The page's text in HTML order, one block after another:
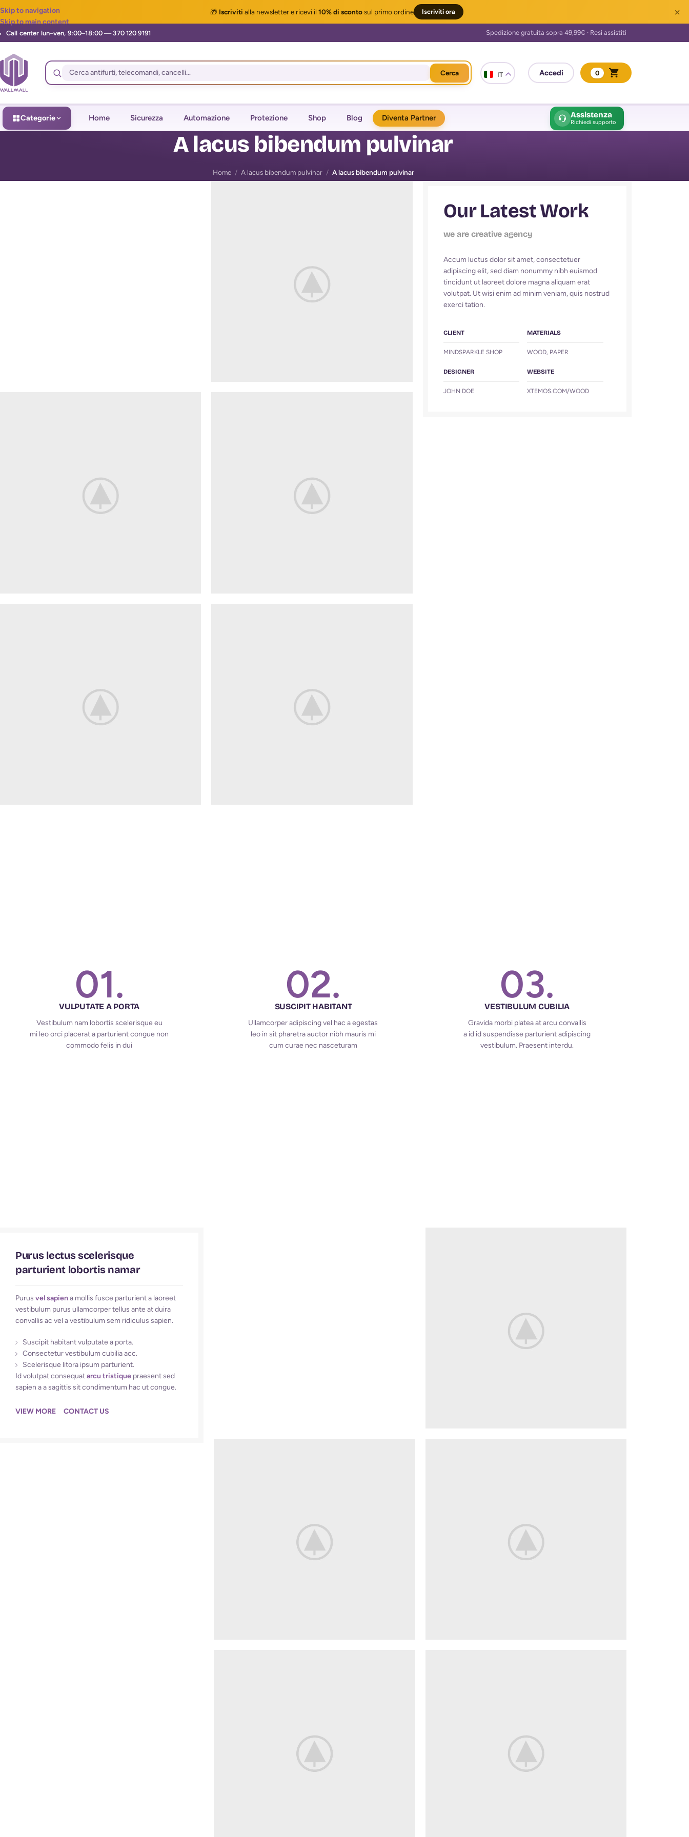
🎁 Iscriviti alla newslettere ricevi il 10% di scontosul primo ordine Iscriviti ora ×
Skip to navigation
Skip to main content
Cerca IT 0
Categorie Home Sicurezza Automazione Protezione Shop Blog Diventa Partner Assistenza
Richiedi supporto
A lacus bibendum pulvinar
Home / A lacus bibendum pulvinar / A lacus bibendum pulvinar
Our Latest Work
we are creative agency
Accum luctus dolor sit amet, consectetuer
adipiscing elit, sed diam nonummy nibh euismod
tincidunt ut laoreet dolore magna aliquam erat
volutpat. Ut wisi enim ad minim veniam, quis nostrud
exerci tation.
CLIENT
MINDSPARKLE SHOP
DESIGNER
JOHN DOE
MATERIALS
WOOD, PAPER
WEBSITE
XTEMOS.COM/WOOD
01.
VULPUTATE A PORTA
Vestibulum nam lobortis scelerisque eu
mi leo orci placerat a parturient congue non
commodo felis in dui
02.
SUSCIPIT HABITANT
Ullamcorper adipiscing vel hac a egestas
leo in sit pharetra auctor nibh mauris mi
cum curae nec nasceturam
03.
VESTIBULUM CUBILIA
Gravida morbi platea at arcu convallis
a id id suspendisse parturient adipiscing
vestibulum. Praesent interdu.
Purus lectus scelerisque
parturient lobortis namar
Purus vel sapiena mollis fusce parturient a laoreet
vestibulum purus ullamcorper tellus ante at duira
convallis ac vel a vestibulum sem ridiculus sapien.
Suscipit habitant vulputate a porta.
Consectetur vestibulum cubilia acc.
Scelerisque litora ipsum parturient.
Id volutpat consequatarcu tristique praesent sed
sapien a a sagittis sit condimentum hac ut congue.
VIEW MORE CONTACT US